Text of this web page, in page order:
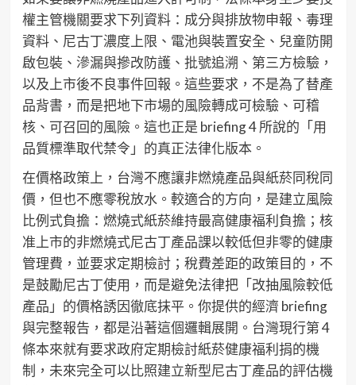
權主管機關要求下列資料：成分與排放物申報、毒理
資料、尼古丁濃度上限、電池與裝置安全、兒童防開
啟包裝、滲漏與摻改防護、批號追溯、第三方檢驗，
以及上市後不良事件回報。這些要求，不是為了替產
品背書，而是把地下市場的風險轉成可檢驗、可稽
核、可召回的風險。這也正是 briefing 4 所說的「用
品質標準取代禁令」的真正法律化版本。
在價格政策上，台灣不應讓非燃燒產品與紙菸同稅同
價，但也不應零稅放水。較適合的方向，是建立風險
比例式負擔：燃燒式紙菸維持最高健康福利負擔；核
准上市的非燃燒式尼古丁產品課以較低但非零的健康
管理費，並要求定期檢討；稅費差距的政策目的，不
是鼓勵尼古丁使用，而是避免法律把「改抽風險較低
產品」的價格誘因徹底抹平。你提供的經濟 briefing
與完整報告，都是沿著這個邏輯展開。台灣現行第 4
條本來就有要求政府定期檢討紙菸健康福利捐的機
制，未來完全可以比照建立新型尼古丁產品的評估機